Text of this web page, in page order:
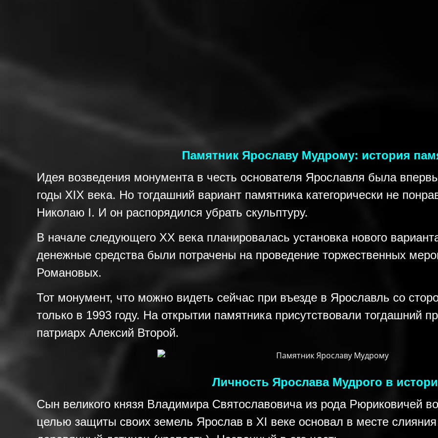
Памятник Ярославу Мудрому: история
Идея возведения монумента в честь основателя Ярославля была
годы XIX века. Но тогдашний вариант памятника категорически не
Николаю I. И он распорядился убрать скульптуру.
В начале следующего XX века планировалась установка нового
денежные средства были потрачены на проведение торжественных
Романовых.
Тот монумент, что можно видеть сейчас при въезде в Ярославль со
только в 1993 году. На открытии памятника присутствовали тогдашний
патриарх Алексий Второй.
Личность Ярослава Мудрого в
Сын великого князя Владимира Святославовича из рода Рюриковичей
целью защиты своих земель Ярослав в XI веке основал в месте слияния